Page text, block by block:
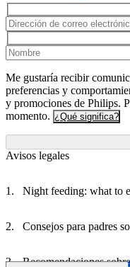
Me gustaría recibir
preferencias y
y promociones de Philips.
momento. ¿Qué significa?
Avisos legales
Night feeding: what to
Consejos para padres
Recomendaciones